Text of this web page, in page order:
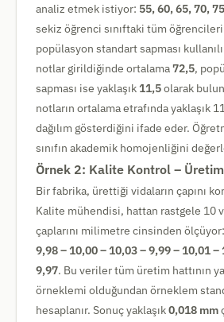
analiz etmek istiyor: 55, 60, 65, 70,
sekiz öğrenci sınıftaki tüm
popülasyon standart sapması
notlar girildiğinde ortalama72,5,
sapması ise yaklaşık 11,5olarak
notların ortalama etrafında yaklaşık
dağılım gösterdiğini ifade eder.
sınıfın akademik homojenliğini
Örnek 2: Kalite Kontrol –
Bir fabrika, ürettiği vidaların çapını
Kalite mühendisi, hattan rastgele 10
çaplarını milimetre cinsinden ölçüyor:
9,98 – 10,00 – 10,03 – 9,99 – 10,01 –
9,97. Bu veriler tüm üretim hattının
örneklemi olduğundan örneklem
hesaplanır. Sonuç yaklaşık0,018 mm